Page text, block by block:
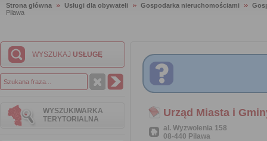
Strona główna Usługi dla obywateli Gospodarka nieruchomościami
Pilawa
WYSZUKAJ USŁUGĘ
WYSZUKIWARKA
TERYTORIALNA
Urząd Miasta i
al. Wyzwolenia 158
08-440 Pilawa